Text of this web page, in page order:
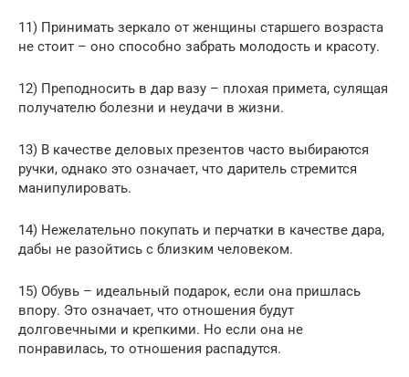
11) Принимать зеркало от женщины старшего возраста
не стоит – оно способно забрать молодость и красоту.
12) Преподносить в дар вазу – плохая примета, сулящая
получателю болезни и неудачи в жизни.
13) В качестве деловых презентов часто выбираются
ручки, однако это означает, что даритель стремится
манипулировать.
14) Нежелательно покупать и перчатки в качестве дара,
дабы не разойтись с близким человеком.
15) Обувь – идеальный подарок, если она пришлась
впору. Это означает, что отношения будут
долговечными и крепкими. Но если она не
понравилась, то отношения распадутся.